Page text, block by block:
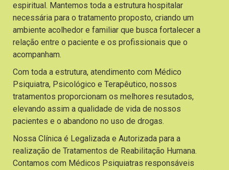
espiritual. Mantemos toda a estrutura hospitalar
necessária para o tratamento proposto, criando um
ambiente acolhedor e familiar que busca fortalecer a
relação entre o paciente e os profissionais que o
acompanham.
Com toda a estrutura, atendimento com Médico
Psiquiatra, Psicológico e Terapêutico, nossos
tratamentos proporcionam os melhores resutados,
elevando assim a qualidade de vida de nossos
pacientes e o abandono no uso de drogas.
Nossa Clínica é Legalizada e Autorizada para a
realização de Tratamentos de Reabilitação Humana.
Contamos com Médicos Psiquiatras responsáveis